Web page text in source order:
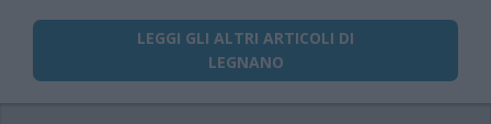
LEGGI GLI ALTRI ARTICOLI DI
LEGNANO